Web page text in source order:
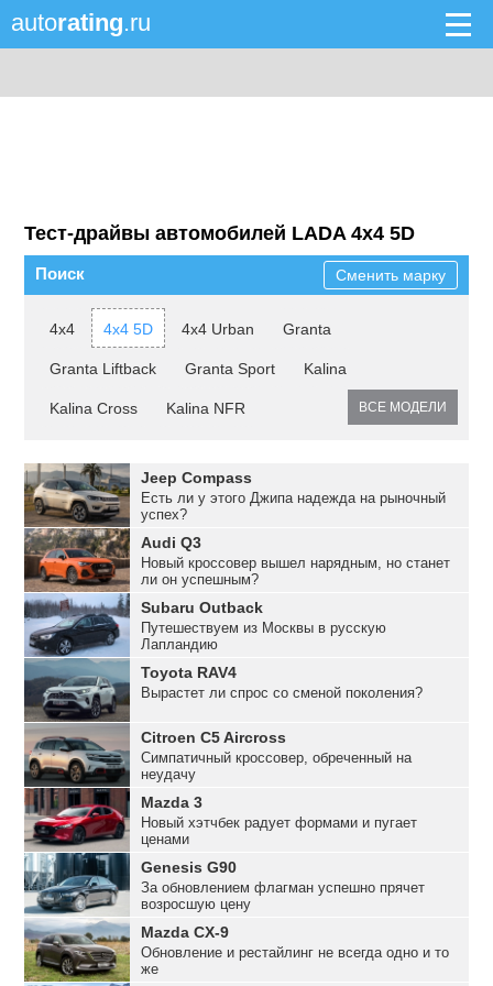
autorating.ru
Тест-драйвы автомобилей LADA 4x4 5D
Поиск Сменить марку
4x4 4x4 5D 4x4 Urban Granta
Granta Liftback Granta Sport Kalina
Kalina Cross Kalina NFR ВСЕ МОДЕЛИ
Jeep Compass
Есть ли у этого Джипа надежда на рыночный
успех?
Audi Q3
Новый кроссовер вышел нарядным, но станет
ли он успешным?
Subaru Outback
Путешествуем из Москвы в русскую
Лапландию
Toyota RAV4
Вырастет ли спрос со сменой поколения?
Citroen C5 Aircross
Симпатичный кроссовер, обреченный на
неудачу
Mazda 3
Новый хэтчбек радует формами и пугает
ценами
Genesis G90
За обновлением флагман успешно прячет
возросшую цену
Mazda CX-9
Обновление и рестайлинг не всегда одно и то
же